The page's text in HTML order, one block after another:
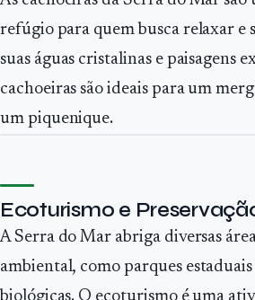
refúgio para quem busca relaxar e
suas águas cristalinas e paisagens
cachoeiras são ideais para um
um piquenique.
Ecoturismo e
A Serra do Mar abriga diversas
ambiental, como parques estaduais